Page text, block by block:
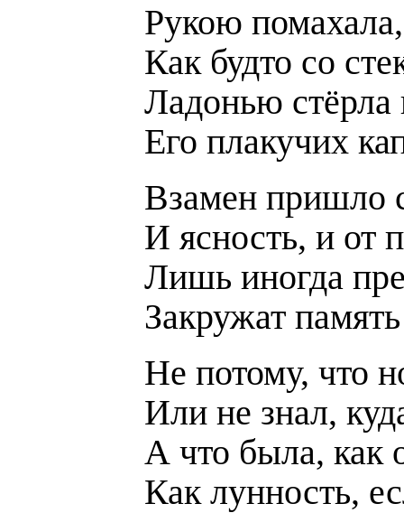
Рукою
Как будто со
Ладонью стёрла
Его плакучих
Взамен пришло
И ясность, и от
Лишь иногда
Закружат
Не потому, что
Или не знал,
А что была, как
Как лунность,